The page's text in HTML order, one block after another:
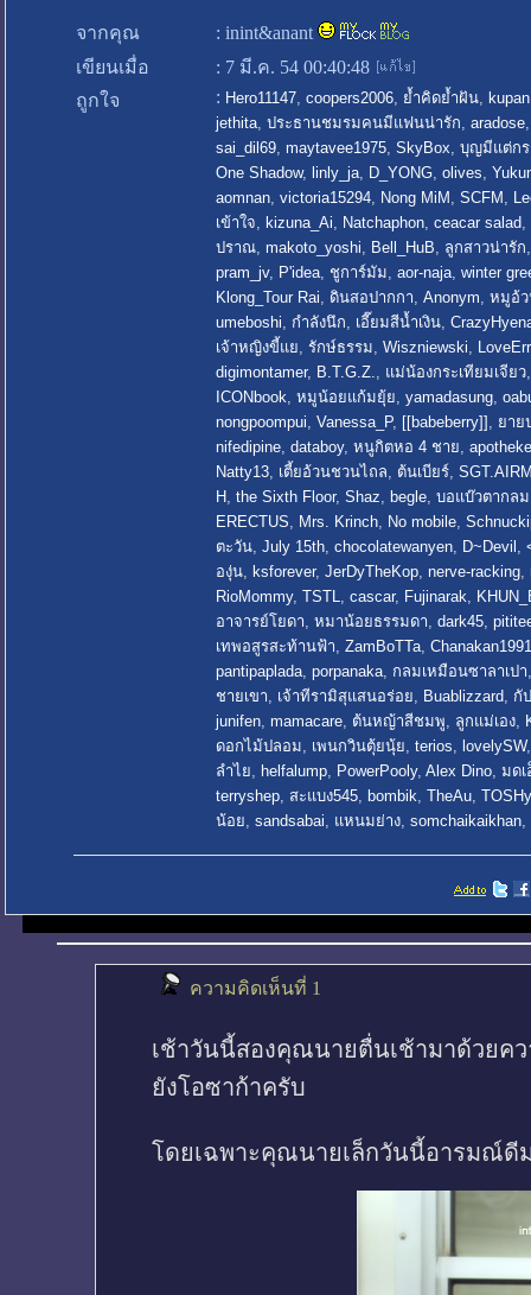
จากคุณ : inint&anant
เขียนเมื่อ
: 7 มี.ค. 54 00:40:48
ถูกใจ
: Hero11147, coopers2006, ย้ำคิดย้ำฝัน, kupan
jethita, ประธานชมรมคนมีแฟนน่ารัก, aradose
sai_dil69, maytavee1975, SkyBox, บุญมีแต่กร
One Shadow, linly_ja, D_YONG, olives,
aomnan, victoria15294, Nong MiM , SCFM ,
เข้าใจ, kizuna_Ai, Natchaphon, ceacar salad,
ปราณ, makoto_yoshi, Bell_HuB, ลูกสาวน่ารัก
pram_jv, P'idea, ชูการ์มัม, aor-naja, winter
Klong_Tour Rai, ดินสอปากกา, Anonym, หมูอ้
umeboshi, กำลังนึก, เอี๊ยมสีน้ำเงิน,
เจ้าหญิงขี้แย, รักษ์ธรรม, Wiszniewski,
digimontamer, B.T.G.Z., แม่น้องกระเทียมเจียว
ICONbook, หมูน้อยแก้มยุ้ย, yamadasung,
nongpoompui, Vanessa_P, [[babeberry]] , ยาย
nifedipine, databoy, หนูกิตหอ 4 ชาย,
Natty13, เตี้ยอ้วนชวนไถล, ต้นเบียร์,
H, the Sixth Floor, Shaz, begle, บอแบ๊วตากลม
ERECTUS, Mrs. Krinch, No mobile,
ตะวัน, July 15th, chocolatewanyen, D~Devil ,
องุ่น, ksforever, JerDyTheKop, nerve-racking,
RioMommy, TSTL, cascar, Fujinarak,
อาจารย์โยดา, หมาน้อยธรรมดา, dark45,
เทพอสูรสะท้านฟ้า, ZamBoTTa, Chanakan1991
pantipaplada, porpanaka, กลมเหมือนซาลาเปา
ชายเขา, เจ้าทีรามิสุแสนอร่อย, Buablizzard, กั
junifen, mamacare, ต้นหญ้าสีชมพู, ลูกแม่เอง,
ดอกไม้ปลอม, เพนกวินตุ้ยนุ้ย, terios, lovelySW
ลำไย, helfalump, PowerPooly, Alex Dino, มด
terryshep, สะแบง545, bombik, TheAu, TOSHy
น้อย, sandsabai, แหนมย่าง, somchaikaikhan,
ความคิดเห็นที่ 1
เช้าวันนี้สองคุณนายตื่นเช้ามาด้วยค
ยังโอซาก้าครับ
โดยเฉพาะคุณนายเล็กวันนี้อารมณ์ดี